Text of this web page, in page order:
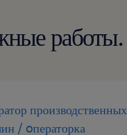
работы.
производственных
/ oператорка